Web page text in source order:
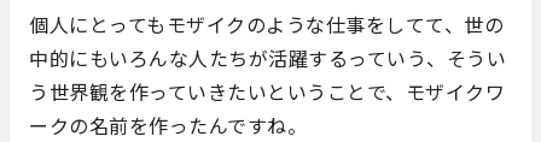
個人にとってもモザイクのような仕事をしてて、世の
中的にもいろんな人たちが活躍するっていう、そうい
う世界観を作っていきたいということで、モザイクワ
ークの名前を作ったんですね。